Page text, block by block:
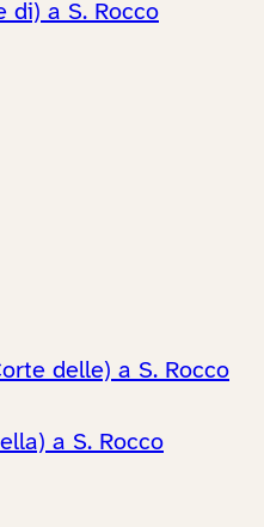
di) a S. Rocco
delle) a S. Rocco
a S. Rocco